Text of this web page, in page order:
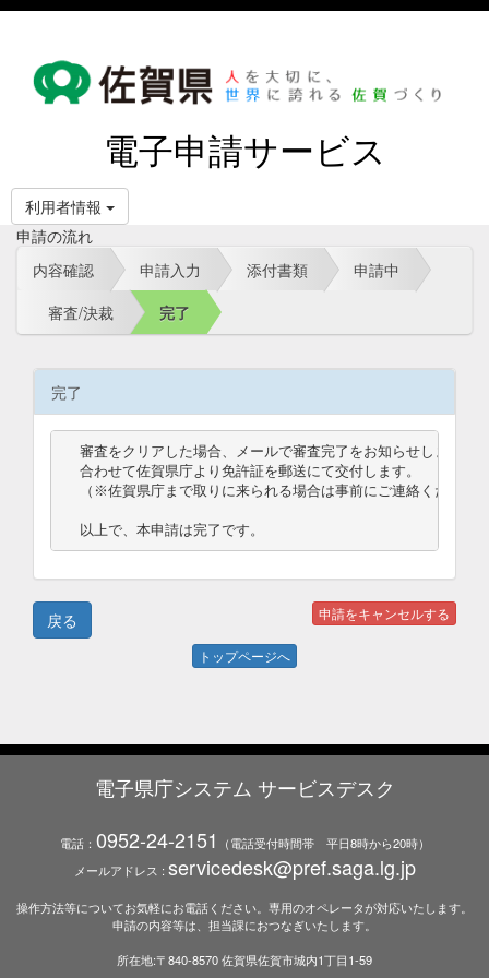
電子申請サービス
利用者情報
申請の流れ
内容確認
申請入力 添付書類
申請中
審査/決裁
完了
完了
審査をクリアした場合、メールで審査完了をお知らせします。
合わせて佐賀県庁より免許証を郵送にて交付します。
（※佐賀県庁まで取りに来られる場合は事前にご連絡ください
以上で、本申請は完了です。
トップページへ
電子県庁システム サービスデスク
電話： 0952-24-2151
（電話受付時間帯 平日8時から20時）
メールアドレス : servicedesk@pref.saga.lg.jp
操作方法等についてお気軽にお電話ください。専用のオペレータが対応いたします。
申請の内容等は、担当課におつなぎいたします。
所在地:〒840-8570 佐賀県佐賀市城内1丁目1-59